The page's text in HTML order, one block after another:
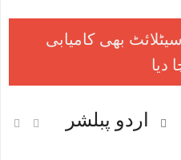
بھی کامیابی
دیا
اردو پبلشر